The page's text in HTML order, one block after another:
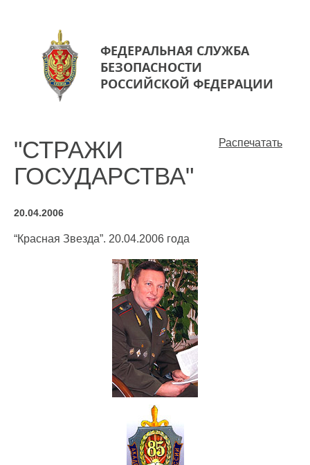
ФЕДЕРАЛЬНАЯ СЛУЖБА
БЕЗОПАСНОСТИ
РОССИЙСКОЙ ФЕДЕРАЦИИ
Распечатать
"СТРАЖИ
ГОСУДАРСТВА"
20.04.2006
“Красная Звезда”. 20.04.2006 года